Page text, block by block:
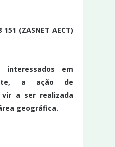
151 (ZASNET AECT)
interessados em
a ação de
vir a ser realizada
geográfica.